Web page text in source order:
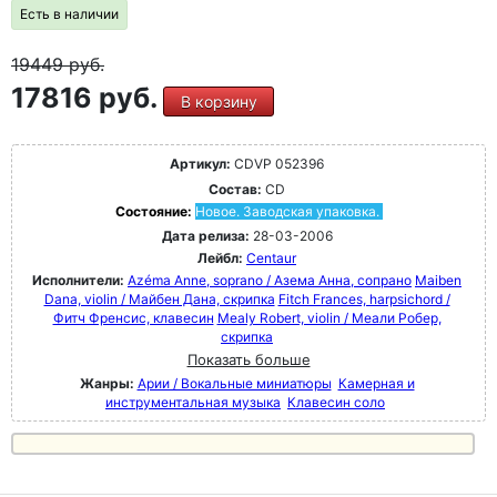
Есть в наличии
19449руб.
17816 руб. В корзину
Артикул: CDVP 052396
Состав: CD
Состояние: Новое. Заводская упаковка.
Дата релиза: 28-03-2006
Лейбл: Centaur
Исполнители: Azéma Anne, soprano / Азема Анна, сопрано Maiben
Dana, violin / Майбен Дана, скрипка Fitch Frances, harpsichord /
Фитч Френсис, клавесин Mealy Robert, violin / Меали Робер,
скрипка
Показать больше
Жанры: Арии / Вокальные миниатюры Камерная и
инструментальная музыка Клавесин соло